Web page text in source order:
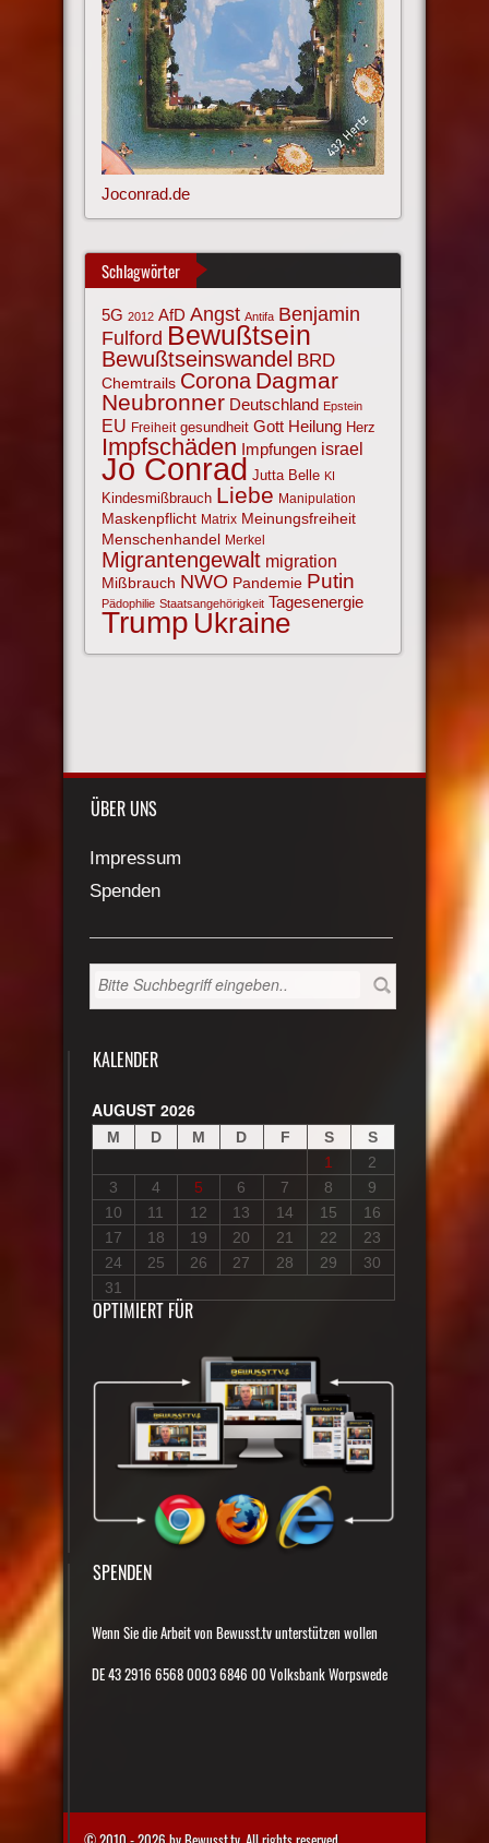
Joconrad.de
Schlagwörter
5G 2012 AfD Angst Antifa Benjamin
Fulford Bewußtsein
Bewußtseinswandel BRD
Chemtrails Corona Dagmar
Neubronner Deutschland Epstein
EU Freiheit gesundheit Gott Heilung Herz
Impfschäden Impfungen israel
Jo Conrad Jutta Belle KI
Kindesmißbrauch Liebe Manipulation
Maskenpflicht Matrix Meinungsfreiheit
Menschenhandel Merkel
Migrantengewalt migration
Mißbrauch NWO Pandemie Putin
Pädophilie Staatsangehörigkeit Tagesenergie
Trump Ukraine
ÜBER UNS
Impressum
Spenden
KALENDER
AUGUST 2026
M D M D F S
S
1
2
3
4 5 6 7 8
9
10
11 12 13 14 15
16
17
18 19 20 21 22
23
24
25 26 27 28 29
30
31
OPTIMIERT FÜR
SPENDEN
Wenn Sie die Arbeit von Bewusst.tv unterstützen wollen
DE 43 2916 6568 0003 6846 00 Volksbank Worpswede